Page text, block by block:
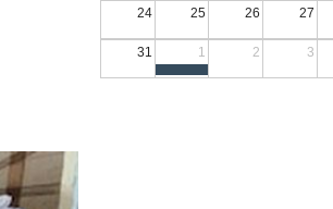
24 25 26 27
31 1 2 3